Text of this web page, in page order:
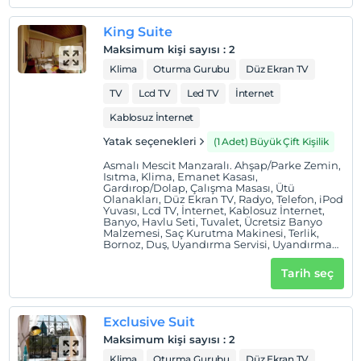
Hich Hotel Konya, Selçuklu İmparatorluğunun
başkentinde, Dünya'nın en önemli dini ve mistik
merkezlerinden olan Mevlana Müzesi ve Türbesinin
hemen yanıbaşındadır.
Haritada Göster
Otel koşulları
En erken saat 14:00 ve sonrası
Evcil Hayvan
Evcil hayvan barınabilir
Sigara
Odalarda sigara içilmez
King Suite
Maksimum kişi sayısı : 2
Klima Oturma Gurubu
Düz Ekran TV
TV
Lcd TV Led TV
İnternet
Kablosuz İnternet
Yatak seçenekleri (1 Adet) Büyük Çift Kişilik
Asmalı Mescit Manzaralı. Ahşap/Parke Zemin,
Isıtma, Klima, Emanet Kasası,
Gardırop/Dolap, Çalışma Masası, Ütü
Olanakları, Düz Ekran TV, Radyo, Telefon, iPod
Yuvası, Lcd TV, İnternet, Kablosuz İnternet,
Banyo, Havlu Seti, Tuvalet, Ücretsiz Banyo
Malzemesi, Saç Kurutma Makinesi, Terlik,
Bornoz, Duş, Uyandırma Servisi, Uyandırma
Servisi/Çalar Saat, Çalar Saat, Minibar,
Çay/Kahve Makinesi, Elektrikli Su Isıtıcısı,
Kahve Makinesi, Simgesel Yapı Manzarası
Tarih seç
Exclusive Suit
Maksimum kişi sayısı : 2